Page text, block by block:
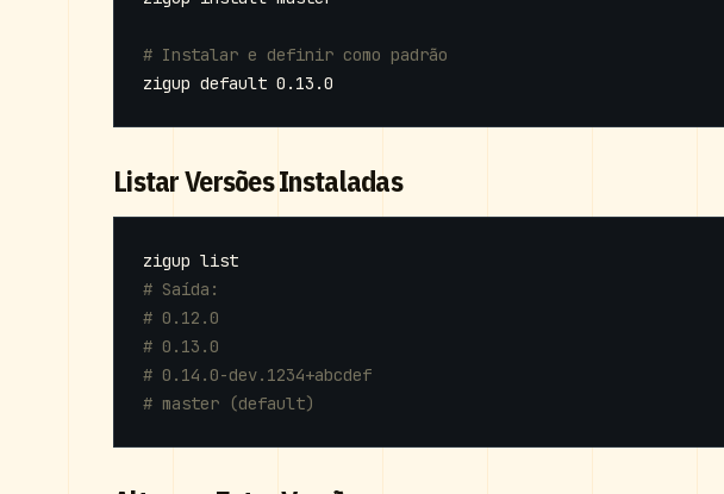
# Instalar e definir como padrão
Listar Versões Instaladas
# Saída:
# 0.12.0
# 0.13.0
# 0.14.0-dev.1234+abcdef
# master (default)